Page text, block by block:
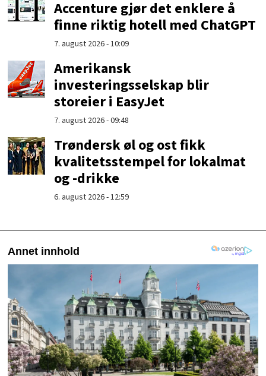
Accenture gjør det enklere å
finne riktig hotell med ChatGPT
7. august 2026 - 10:09
Amerikansk
investeringsselskap blir
storeier i EasyJet
7. august 2026 - 09:48
Trøndersk øl og ost fikk
kvalitetsstempel for lokalmat
og -drikke
6. august 2026 - 12:59